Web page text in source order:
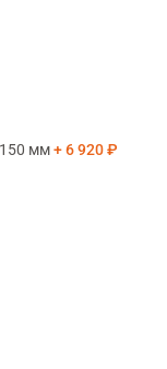
мм 6 920 ₽